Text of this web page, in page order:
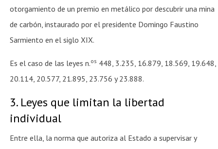
otorgamiento de un premio en metálico por descubrir una mina
de carbón, instaurado por el presidente Domingo Faustino
Sarmiento en el siglo XIX.
Es el caso de las leyes n.os 448, 3.235, 16.879, 18.569, 19.648,
20.114, 20.577, 21.895, 23.756 y 23.888.
3. Leyes que limitan la libertad
individual
Entre ella, la norma que autoriza al Estado a supervisar y